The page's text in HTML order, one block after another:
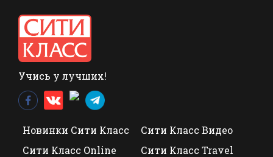
Учись у лучших!
Новинки Сити Класс
Сити Класс Видео
Сити Класс Online
Сити Класс Travel